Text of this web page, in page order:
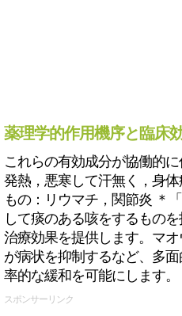
薬理学的作用機序と臨床
これらの有効成分が協働的
発熱，悪寒して汗無く，身
もの：リウマチ，関節炎 ＊
して痰のある咳をするもの
治療効果を提供します。マ
が病状を抑制するなど、多
率的な緩和を可能にします。
スポンサーリンク